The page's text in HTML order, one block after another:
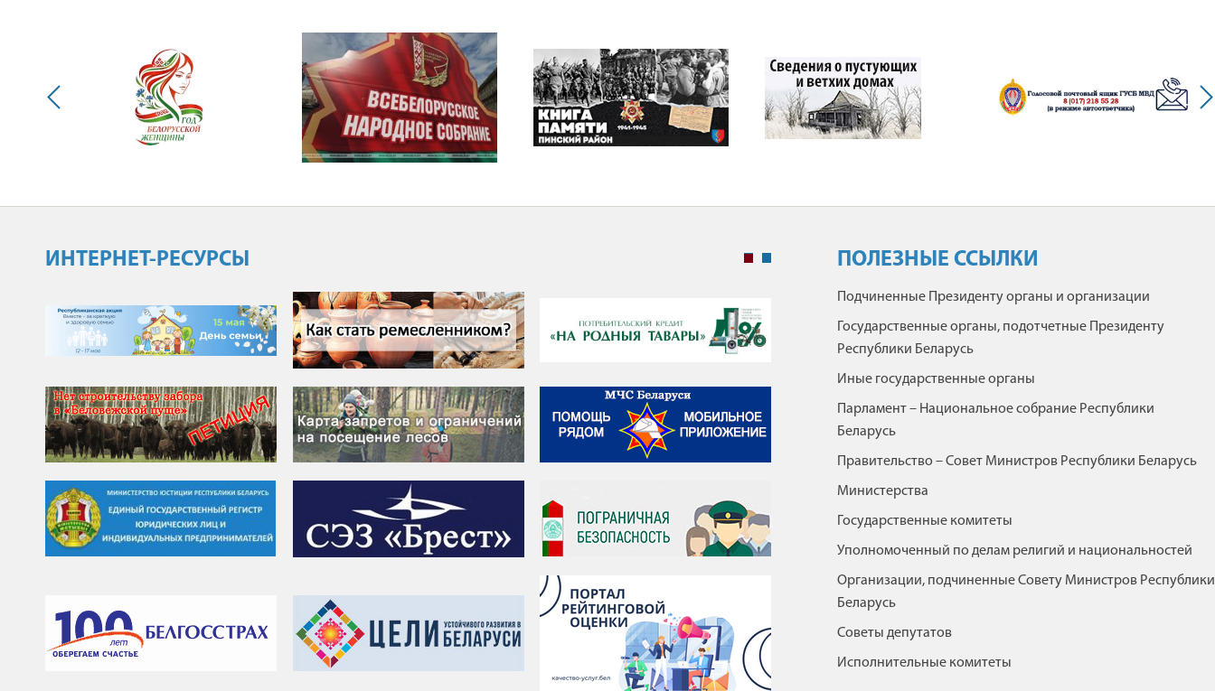
ИНТЕРНЕТ-РЕСУРСЫ ПОЛЕЗНЫЕ ССЫЛКИ
Подчиненные Президенту органы и организации
Государственные органы, подотчетные Президенту
Республики Беларусь
Иные государственные органы
Парламент – Национальное собрание Республики
Беларусь
Правительство – Совет Министров Республики Беларусь
Министерства
Государственные комитеты
Уполномоченный по делам религий и национальностей
Организации, подчиненные Совету Министров Республики
Беларусь
Советы депутатов
Исполнительные комитеты